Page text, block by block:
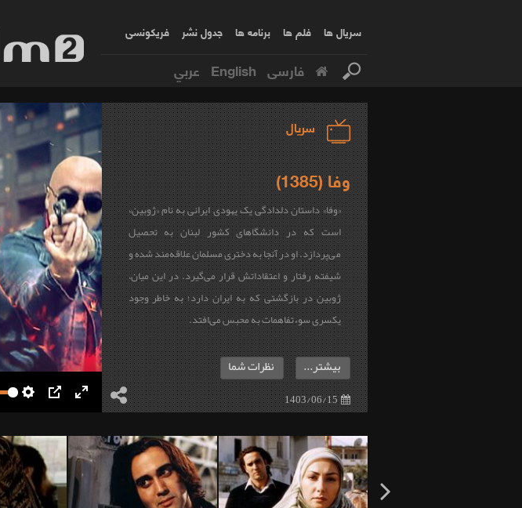
سریال ها فلم ها برنامه ها جدول نشر فریکونسی
فارسی English عربي
سریال
وفا (1385)
«وفا» داستان دلدادگی یک یهودی ایرانی به نام «ژوبین»
است که در دانشگاهای کشور لبنان به تحصیل
می‌پردازد. او در آنجا به دختری مسلمان علاقه‌مند شده و
شیفته رفتار و اعتقاداتش قرار می‌گیرد. در این میان،
ژوبین در بازگشتی که به ایران دارد؛ به خاطر وجود
یکسری سوءتفاهمات به محبس می‌افتد.
1403/06/15
بیشتر... نظرات شما
Enter
fullscreen